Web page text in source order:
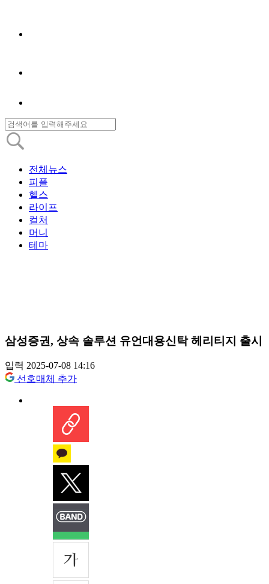
전체뉴스
피플
헬스
라이프
컬처
머니
테마
삼성증권, 상속 솔루션 유언대용신탁 헤리티지 출시
입력 2025-07-08 14:16
선호매체 추가